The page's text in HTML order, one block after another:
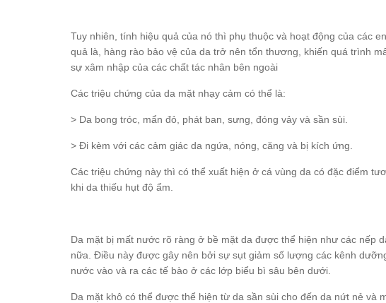
Tuy nhiên, tính hiệu quả của nó thì phụ thuộc và hoạt động của các
quả là, hàng rào bảo vệ của da trở nên tổn thương, khiến quá trình
sự xâm nhập của các chất tác nhân bên ngoài
Các triệu chứng của da mặt nhạy cảm có thể là:
> Da bong tróc, mẩn đỏ, phát ban, sưng, đóng vảy và sần sùi.
> Đi kèm với các cảm giác da ngứa, nóng, căng và bị kích ứng.
Các triệu chứng này thì có thể xuất hiện ở cá vùng da có đặc điểm
khi da thiếu hụt độ ẩm.
Da mặt bị mất nước rõ ràng ở bề mặt da được thể hiện như các nếp
nữa. Điều này được gây nên bởi sự sụt giảm số lượng các kênh
nước vào và ra các tế bào ở các lớp biểu bì sâu bên dưới.
Da mặt khô có thể được thể hiện từ da sần sùi cho đến da nứt nẻ và